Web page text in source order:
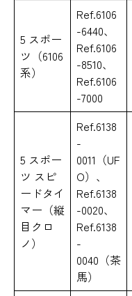
5 スポー
ツ（6106
系）
Ref.6106
-6440、
Ref.6106
-8510、
Ref.6106
-7000
5 スポー
ツ スピ
ードタイ
マー（縦
目クロ
ノ）
Ref.6138
-
0011（UF
O）、
Ref.6138
-0020、
Ref.6138
-
0040（茶
馬）